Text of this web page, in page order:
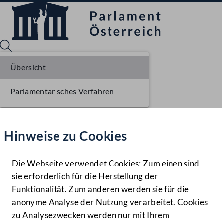
Hilfe
Benutzer
Navigationsmenü öffnen
MENÜ
Hinweise zu Cookies
Die Webseite verwendet Cookies: Zum einen sind
sie erforderlich für die Herstellung der
Funktionalität. Zum anderen werden sie für die
anonyme Analyse der Nutzung verarbeitet. Cookies
zu Analysezwecken werden nur mit Ihrem
Übersicht
Parlamentarisches Verfahren